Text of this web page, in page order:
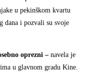
u pekinškom kvartu
dana i pozvali su svoje
oprezni – navela je
u glavnom gradu Kine.